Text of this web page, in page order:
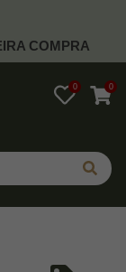
COMPRA
0 0